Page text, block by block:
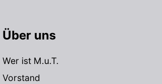
Über uns
Wer ist M.u.T.
Vorstand